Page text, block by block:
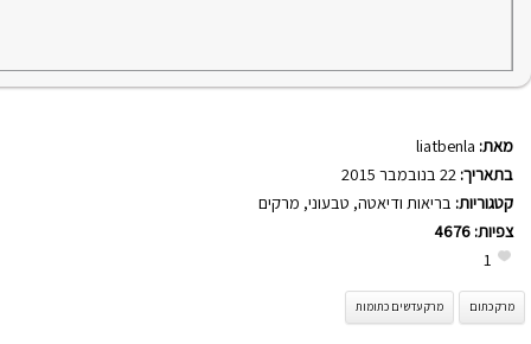
מאת: liatbenla
בתאריך:
קטגוריות: בריאות ודיאטה, טבעוני, מרקים
צפיות: 4676
1
מרק כתום מרק עדשים כתומות